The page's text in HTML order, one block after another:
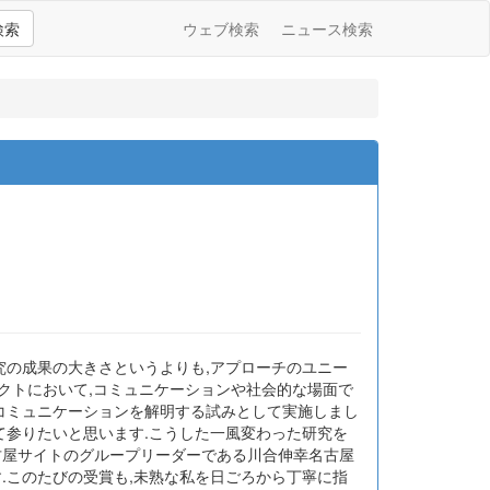
索 ウェブ検索 ニュース検索
成果の大きさというよりも,アプローチのユニー
トにおいて,コミュニケーションや社会的な場面で
ュニケーションを解明する試みとして実施しまし
りたいと思います.こうした一風変わった研究を
サイトのグループリーダーである川合伸幸名古屋
のたびの受賞も,未熟な私を日ごろから丁寧に指